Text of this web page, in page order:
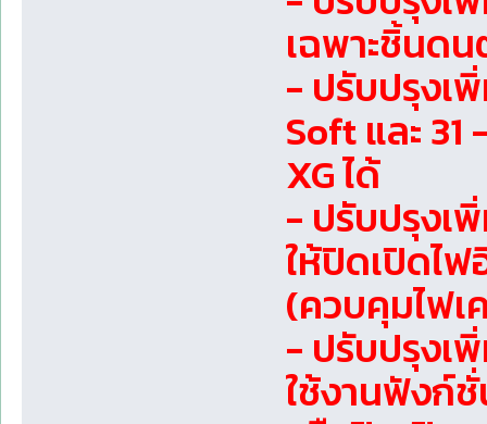
เฉพาะชิ้นด
- ปรับปรุงเ
Soft และ
XG ได้
- ปรับปรุงเ
ให้ปิดเปิดไฟ
(ควบคุมไฟเ
- ปรับปรุงเ
ใช้งานฟังก์